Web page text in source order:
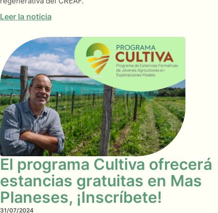
Leer la noticia
El programa Cultiva ofrecerá
estancias gratuitas en Mas
Planeses, ¡Inscríbete!
31/07/2024